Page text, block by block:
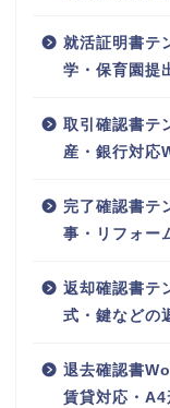
就活証明書テ
学・保育園提
取引確認書テ
産・銀行対応
完了確認書テ
事・リフォー
返却確認書テ
式・鍵などの
退去確認書
賃貸対応・A4